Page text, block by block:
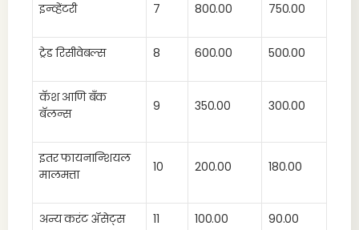
इन्व्हेंटरी 7 800.00 750.00
ट्रेड रिसीवेबल्स 8 600.00 500.00
कॅश आणि बँक
बॅलन्स
9 350.00 300.00
इतर फायनान्शियल
मालमत्ता
10 200.00 180.00
अन्य करंट ॲसेट्स 11 100.00 90.00